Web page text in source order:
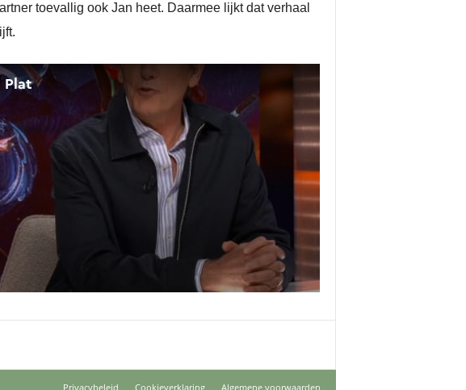
toevallig ook Jan heet. Daarmee lijkt dat verhaal
Privacybeleid Cookieverklaring Algemene voorwaarden